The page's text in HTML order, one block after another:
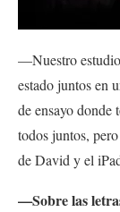
—Nuestro
estado juntos en
de ensayo donde
todos juntos,
de David y el
—Sobre las